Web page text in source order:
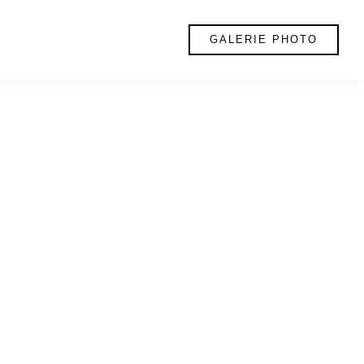
GALERIE PHOTO